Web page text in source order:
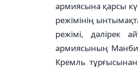
армиясы­на қарсы
режімінің
режімі, дәлі­рек
армиясының
Кремль